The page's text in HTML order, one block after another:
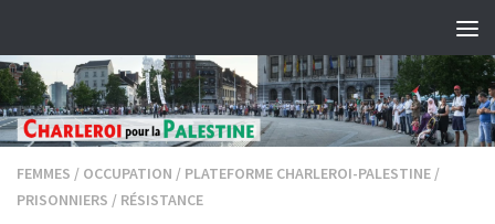
FEMMES / OCCUPATION / PLATEFORME CHARLEROI-PALESTINE /
PRISONNIERS / RÉSISTANCE